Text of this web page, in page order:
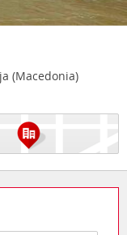
(Macedonia)